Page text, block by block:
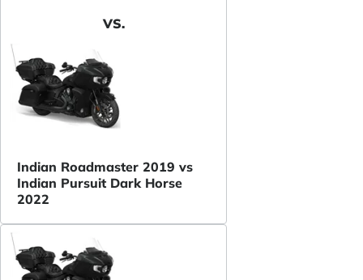
VS.
Indian Roadmaster 2019 vs
Indian Pursuit Dark Horse
2022